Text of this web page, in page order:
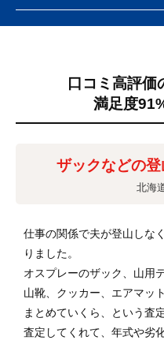
口コミ高評価
満足度
ザックなどの
北海
仕事の関係で夫が登山しな
りました。
オスプレーのザック、山用
山靴、クッカー、エアマッ
まとめていくら、という査
査定してくれて、年式や劣